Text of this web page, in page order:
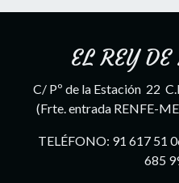
EL REY
C/ Pº de la Estación 22
(Frte. entrada RENFE-
TELÉFONO: 91 617 51
685